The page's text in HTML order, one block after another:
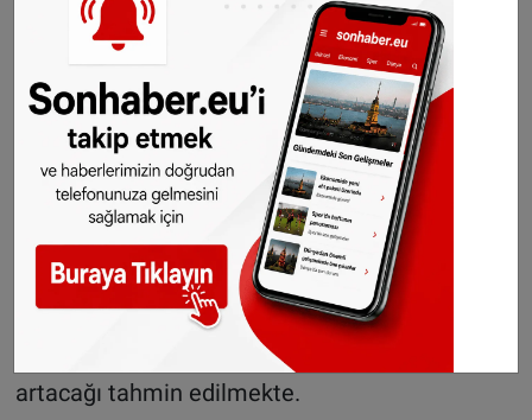
17 derece, iç kesimlerde ise 19 derece
civarında seyredecek.
Cumagününden itibaren yağışlar tekrar etkili
olmaya başlayacak. Her ne kadar Cuma günü
yağışsız bir gün olacağı tahmin edilse de
Cumartesigünü ülke genelinde yer yer yağışlı
geçecek. Cumartesi günü yer yer görülen
güneşli hava hafta sonunun ikinci günü yerini
yağışlı bir havaya bırakacak.Pazargünü
rüzgarın şiddetinin de diğer günlere nazaran
artacağı tahmin edilmekte.